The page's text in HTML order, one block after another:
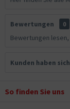
Bewertungen
0
Bewertungen
Kunden haben
So finden Sie uns